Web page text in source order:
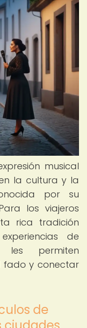
musical
la cultura y la
por su
los viajeros
rica tradición
de
les permiten
fado y conectar
de